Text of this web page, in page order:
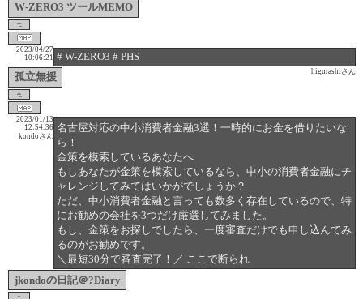
W-ZERO3 ツールMEMO
# W-ZERO3 # PHS
2023/04/27
10:06:21
孤立無援 higurashiさん
名古屋対応の中小消費者金融3選！一時的にお金を借りたいな
ら！
金策を模索しているあなたへ
もしあなたが金策を模索しているなら、中小の消費者金融にチ
ャレンジしてみてはいかがでしょうか？
ただ、中小消費者金融と言っても数多く存在しているので、特
にお勧めの会社を3つだけ厳選してみました。
もし、金策をお探しでしたら、一度審査だけでも申し込んでみ
るのがお勧めです。
＼最短30分で審査完了！／ ここで断られ
2023/01/13
12:54:36
jkondoの日記＠?Diary
kondoさん